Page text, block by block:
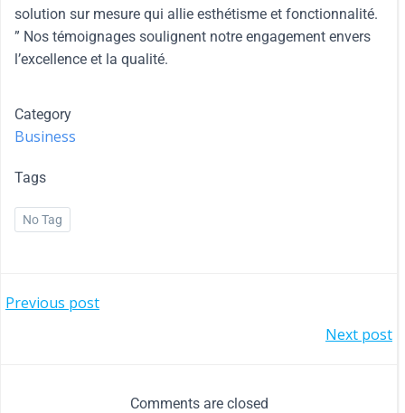
solution sur mesure qui allie esthétisme et fonctionnalité.
” Nos témoignages soulignent notre engagement envers
l’excellence et la qualité.
Category
Business
Tags
No Tag
Previous post
Next post
Comments are closed